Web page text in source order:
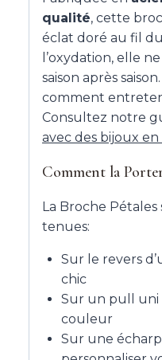
qualité, cette
éclat doré au fil
l’oxydation, elle
saison après
comment
Consultez notre
avec des bijoux
Comment la
La Broche Pétales
tenues:
Sur le revers
chic
Sur un pull
couleur
Sur une